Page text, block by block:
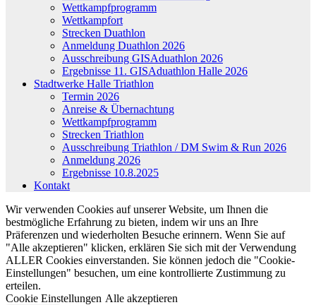
Wettkampfprogramm
Wettkampfort
Strecken Duathlon
Anmeldung Duathlon 2026
Ausschreibung GISAduathlon 2026
Ergebnisse 11. GISAduathlon Halle 2026
Stadtwerke Halle Triathlon
Termin 2026
Anreise & Übernachtung
Wettkampfprogramm
Strecken Triathlon
Ausschreibung Triathlon / DM Swim & Run 2026
Anmeldung 2026
Ergebnisse 10.8.2025
Kontakt
Wir verwenden Cookies auf unserer Website, um Ihnen die
bestmögliche Erfahrung zu bieten, indem wir uns an Ihre
Präferenzen und wiederholten Besuche erinnern. Wenn Sie auf
"Alle akzeptieren" klicken, erklären Sie sich mit der Verwendung
ALLER Cookies einverstanden. Sie können jedoch die "Cookie-
Einstellungen" besuchen, um eine kontrollierte Zustimmung zu
erteilen.
Cookie Einstellungen Alle akzeptieren